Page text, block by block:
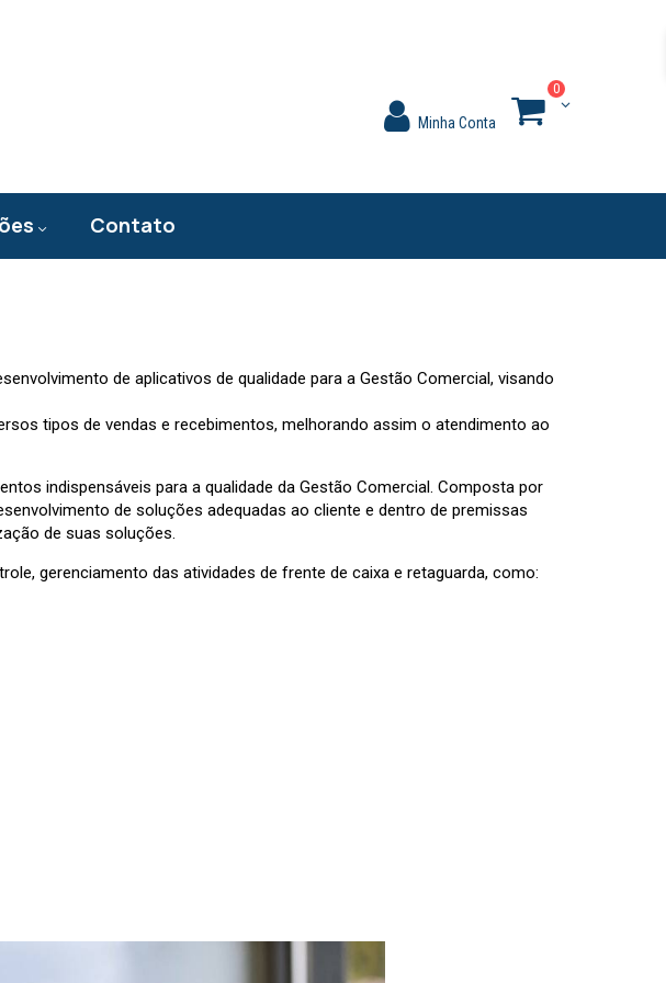
Minha Conta
0
Contato
de aplicativos de qualidade para a Gestão Comercial, visando
tipos de vendas e recebimentos, melhorando assim o atendimento ao
indispensáveis para a qualidade da Gestão Comercial. Composta por
de soluções adequadas ao cliente e dentro de premissas
de suas soluções.
gerenciamento das atividades de frente de caixa e retaguarda, como: